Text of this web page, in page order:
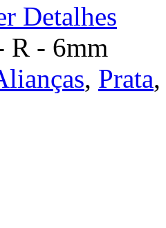
Detalhes
R - 6mm
, Prata